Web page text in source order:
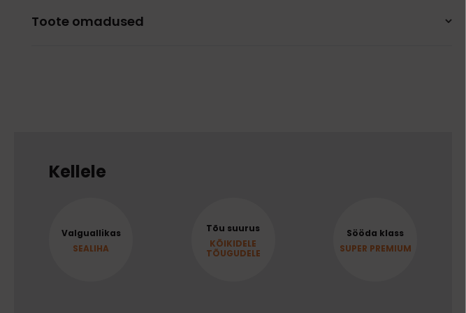
Toote omadused
Kellele
Valguallikas
SEALIHA
Tõu suurus
KÕIKIDELE
TÕUGUDELE
Sööda klass
SUPER PREMIUM